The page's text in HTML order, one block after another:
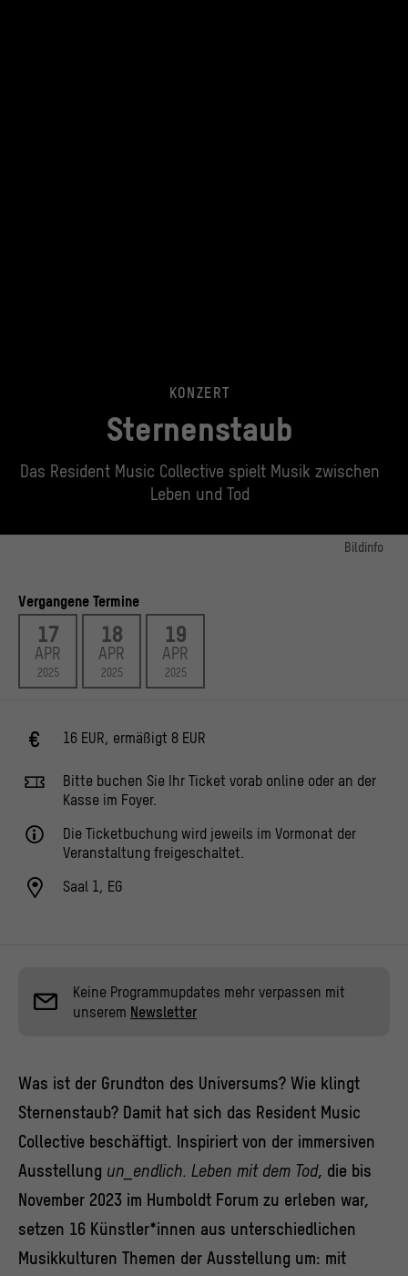
KONZERT
Sternenstaub
Das Resident Music Collective spielt Musik zwischen
Leben und Tod
Bildinfo
Vergangene Termine
17
APR
2025
18
APR
2025
19
APR
2025
16 EUR, ermäßigt 8 EUR
Bitte buchen Sie Ihr Ticket vorab online oder an der
Kasse im Foyer.
Die Ticketbuchung wird jeweils im Vormonat der
Veranstaltung freigeschaltet.
Saal 1, EG
Keine Programmupdates mehr verpassen mit
unserem Newsletter
Was ist der Grundton des Universums? Wie klingt
Sternenstaub? Damit hat sich das Resident Music
Collective beschäftigt. Inspiriert von der immersiven
Ausstellung un_endlich. Leben mit dem Tod, die bis
November 2023 im Humboldt Forum zu erleben war,
setzen 16 Künstler*innen aus unterschiedlichen
Musikkulturen Themen der Ausstellung um: mit